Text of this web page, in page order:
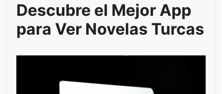
Descubre el Mejor App
para Ver Novelas Turcas